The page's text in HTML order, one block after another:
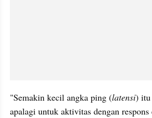
"Semakin kecil angka ping (latensi) itu
apalagi untuk aktivitas dengan respons